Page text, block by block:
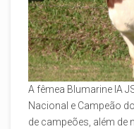
A fêmea Blumarine IA
Nacional e Campeão
de campeões, além de